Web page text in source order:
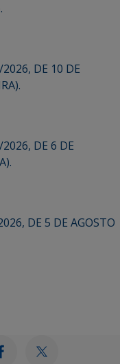
DE 10 DE
DE 6 DE
DE 5 DE AGOSTO